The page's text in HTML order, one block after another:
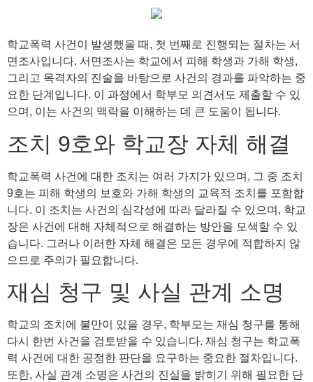
학교폭력 사건이 발생했을 때, 첫 번째로 진행되는 절차는 서
면조사입니다. 서면조사는 학교에서 피해 학생과 가해 학생,
그리고 목격자의 진술을 바탕으로 사건의 경과를 파악하는 중
요한 단계입니다. 이 과정에서 학부모 의견서도 제출할 수 있
으며, 이는 사건의 맥락을 이해하는 데 큰 도움이 됩니다.
조치 9호와 학교장 자체 해결
학교폭력 사건에 대한 조치는 여러 가지가 있으며, 그 중 조치
9호는 피해 학생의 보호와 가해 학생의 교육적 조치를 포함합
니다. 이 조치는 사건의 심각성에 따라 달라질 수 있으며, 학교
장은 사건에 대해 자체적으로 해결하는 방안을 모색할 수 있
습니다. 그러나 이러한 자체 해결은 모든 경우에 적합하지 않
으므로 주의가 필요합니다.
재심 청구 및 사실 관계 소명
학교의 조치에 불만이 있을 경우, 학부모는 재심 청구를 통해
다시 한번 사건을 검토받을 수 있습니다. 재심 청구는 학교폭
력 사건에 대한 공정한 판단을 요구하는 중요한 절차입니다.
또한, 사실 관계 소명은 사건의 진실을 밝히기 위해 필요한 단